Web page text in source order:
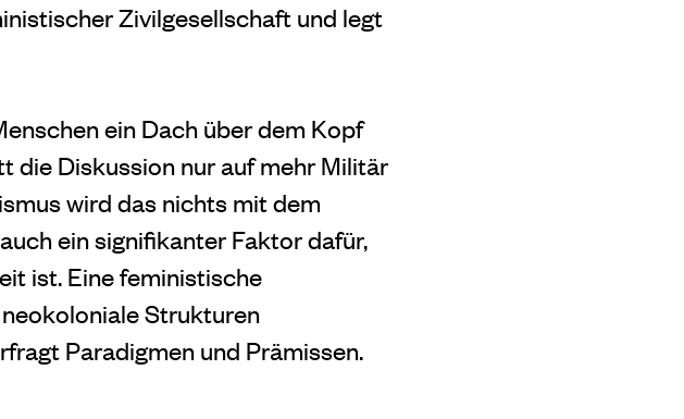
Zivilgesellschaft und legt
ein Dach über dem Kopf
die Diskussion nur auf mehr Militär
wird das nichts mit dem
ein signifikanter Faktor dafür,
ist. Eine feministische
Strukturen
Paradigmen und Prämissen.